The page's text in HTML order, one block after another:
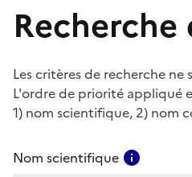
Les critères de recherche
L'ordre de priorité appliqué
1) nom scientifique, 2) nom
Nom scientifique